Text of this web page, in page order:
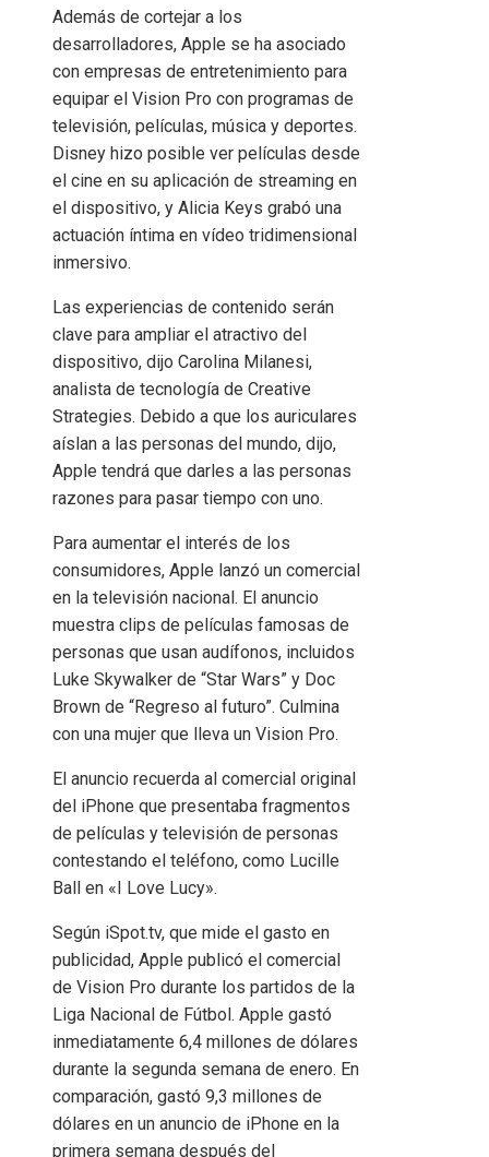
Además de cortejar a los
desarrolladores, Apple se ha asociado
con empresas de entretenimiento para
equipar el Vision Pro con programas de
televisión, películas, música y deportes.
Disney hizo posible ver películas desde
el cine en su aplicación de streaming en
el dispositivo, y Alicia Keys grabó una
actuación íntima en vídeo tridimensional
inmersivo.
Las experiencias de contenido serán
clave para ampliar el atractivo del
dispositivo, dijo Carolina Milanesi,
analista de tecnología de Creative
Strategies. Debido a que los auriculares
aíslan a las personas del mundo, dijo,
Apple tendrá que darles a las personas
razones para pasar tiempo con uno.
Para aumentar el interés de los
consumidores, Apple lanzó un comercial
en la televisión nacional. El anuncio
muestra clips de películas famosas de
personas que usan audífonos, incluidos
Luke Skywalker de “Star Wars” y Doc
Brown de “Regreso al futuro”. Culmina
con una mujer que lleva un Vision Pro.
El anuncio recuerda al comercial original
del iPhone que presentaba fragmentos
de películas y televisión de personas
contestando el teléfono, como Lucille
Ball en «I Love Lucy».
Según iSpot.tv, que mide el gasto en
publicidad, Apple publicó el comercial
de Vision Pro durante los partidos de la
Liga Nacional de Fútbol. Apple gastó
inmediatamente 6,4 millones de dólares
durante la segunda semana de enero. En
comparación, gastó 9,3 millones de
dólares en un anuncio de iPhone en la
primera semana después del